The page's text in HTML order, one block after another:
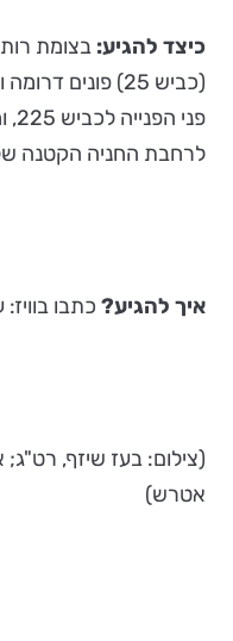
כיצד להגיע: בצומת
לרחבת החניה הקטנה
איך להגיע? כתבו
(צילום: בעז שיזף,
אטרש)